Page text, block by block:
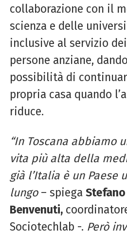
collaborazione con il
scienza e delle
inclusive al servizio
persone anziane,
possibilità di
propria casa quando
riduce.
“In Toscana abbiamo
vita più alta della
già l’Italia è un Paese
lungo– spiega
Benvenuti,
Sociotechlab -. Però